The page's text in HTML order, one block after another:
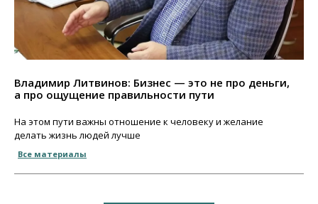
Владимир Литвинов: Бизнес — это не про деньги,
а про ощущение правильности пути
На этом пути важны отношение к человеку и желание
делать жизнь людей лучше
Все материалы